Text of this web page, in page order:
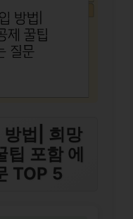
방법| 희망
팁 포함 에
TOP 5